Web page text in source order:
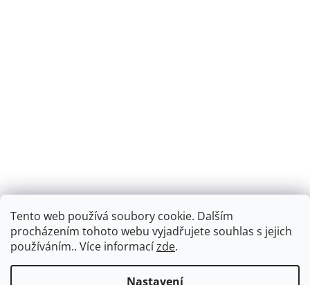
Tento web používá soubory cookie. Dalším
procházením tohoto webu vyjadřujete souhlas s jejich
používáním.. Více informacízde.
Nastavení
Sledovat na Instagramu
Vytvořil Shoptet